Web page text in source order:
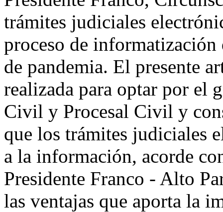
trámites judiciales
proceso de
de pandemia. El presente
realizada para optar por el
Civil y Procesal Civil y
que los trámites judiciales
a la información, acorde
Presidente Franco - Alto
las ventajas que aporta la